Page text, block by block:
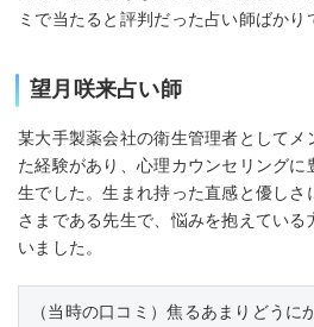
ミで当たると評判だった占い師ばかり
望月咲来占い師
某大手製薬会社の衛生管理者としてメ
た経験があり、心理カウンセリング
生でした。生まれ持った直感と優しさ
さまである先生で、悩みを抱えている
いました。
（当時の口コミ）焦るあまりどうに